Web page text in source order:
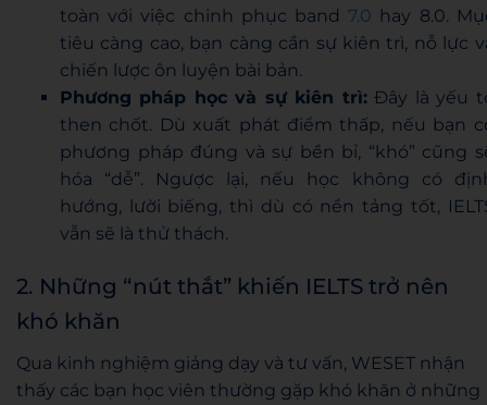
toàn với việc chinh phục band 7.0 hay 8.0.
tiêu càng cao, bạn càng cần sự kiên trì, nỗ lực
chiến lược ôn luyện bài bản.
Phương pháp học và sự kiên trì:Đây là yếu
then chốt. Dù xuất phát điểm thấp, nếu bạn
phương pháp đúng và sự bền bỉ, “khó” cũng
hóa “dễ”. Ngược lại, nếu học không có
hướng, lười biếng, thì dù có nền tảng tốt,
vẫn sẽ là thử thách.
2. Những “nút thắt” khiến IELTS trở nên
khó khăn
Qua kinh nghiệm giảng dạy và tư vấn, WESET nhận
thấy các bạn học viên thường gặp khó khăn ở những